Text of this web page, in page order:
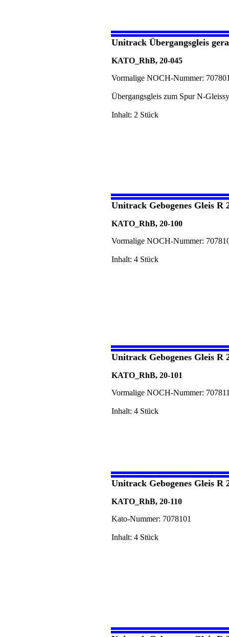
Unitrack Übergangsgleis
KATO_RhB, 20-045
Vormalige NOCH-Nummer:
Übergangsgleis zum Spur N-
Inhalt: 2 Stück
Unitrack Gebogenes Gleis R
KATO_RhB, 20-100
Vormalige NOCH-Nummer:
Inhalt: 4 Stück
Unitrack Gebogenes Gleis R
KATO_RhB, 20-101
Vormalige NOCH-Nummer:
Inhalt: 4 Stück
Unitrack Gebogenes Gleis R
KATO_RhB, 20-110
Kato-Nummer: 7078101
Inhalt: 4 Stück